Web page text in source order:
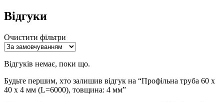
Відгуки
Очистити фільтри
Відгуків немає, поки що.
Будьте першим, хто залишив відгук на “Профільна труба 60 x
40 x 4 мм (L=6000), товщина: 4 мм”